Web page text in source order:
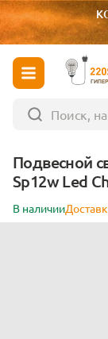
Подвесной
Sp12w Led
В наличии